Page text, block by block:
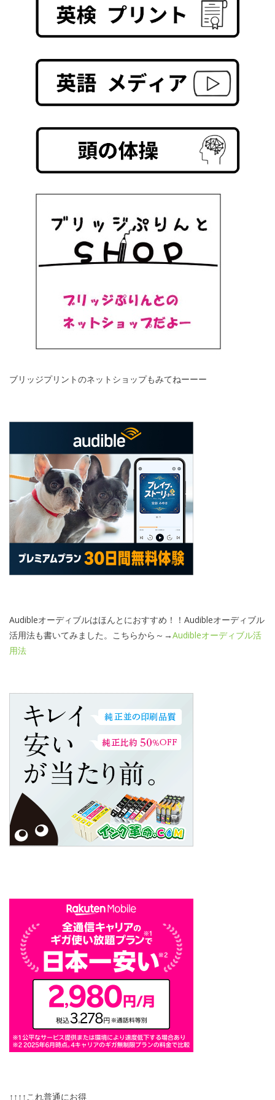
ブリッジプリントのネットショップもみてねーーー
Audibleオーディブルはほんとにおすすめ！！Audibleオーディブル
活用法も書いてみました。こちらから～→Audibleオーディブル活
用法
↑↑↑↑これ普通にお得